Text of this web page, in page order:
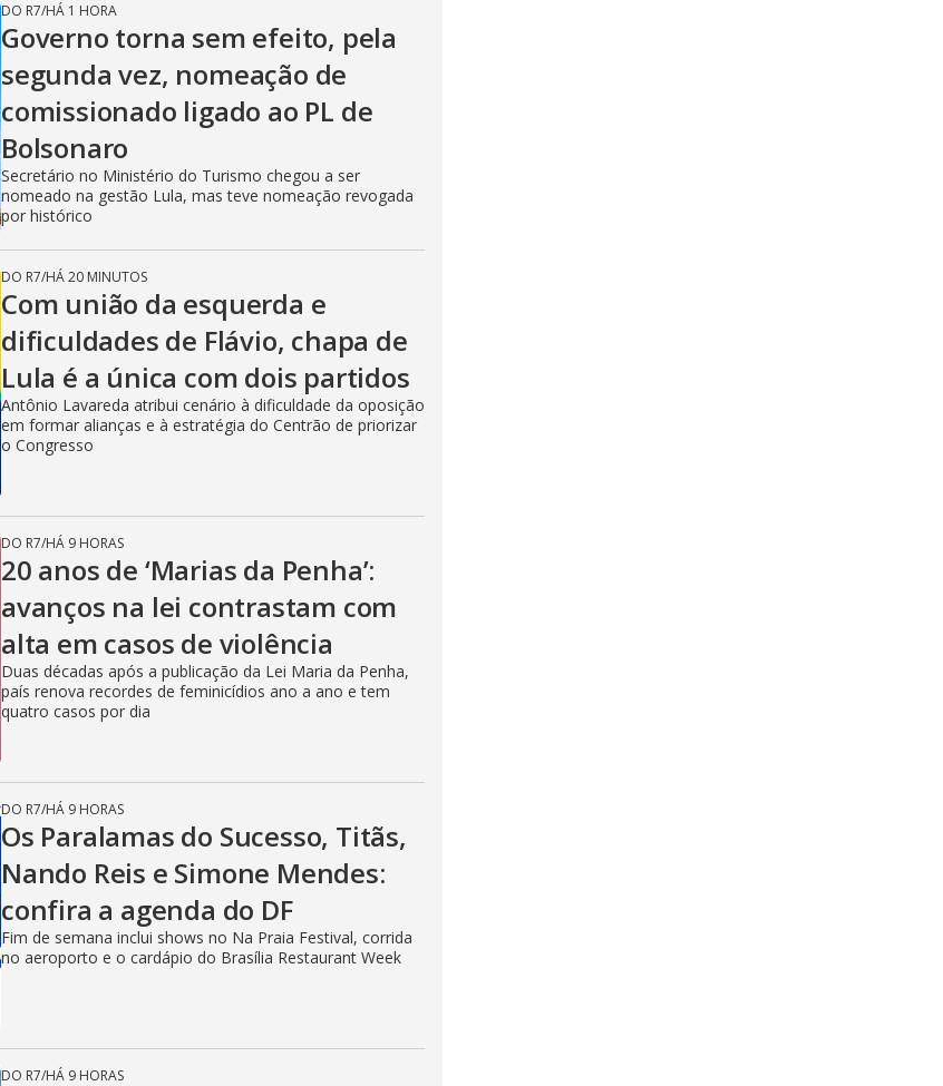
DO R7/HÁ 1 HORA
Governo torna sem efeito, pela
segunda vez, nomeação de
comissionado ligado ao PL de
Bolsonaro
Secretário no Ministério do Turismo chegou a ser
nomeado na gestão Lula, mas teve nomeação revogada
por histórico
DO R7/HÁ 20 MINUTOS
Com união da esquerda e
dificuldades de Flávio, chapa de
Lula é a única com dois partidos
Antônio Lavareda atribui cenário à dificuldade da oposição
em formar alianças e à estratégia do Centrão de priorizar
o Congresso
DO R7/HÁ 9 HORAS
20 anos de ‘Marias da Penha’:
avanços na lei contrastam com
alta em casos de violência
Duas décadas após a publicação da Lei Maria da Penha,
país renova recordes de feminicídios ano a ano e tem
quatro casos por dia
DO R7/HÁ 9 HORAS
Os Paralamas do Sucesso, Titãs,
Nando Reis e Simone Mendes:
confira a agenda do DF
Fim de semana inclui shows no Na Praia Festival, corrida
no aeroporto e o cardápio do Brasília Restaurant Week
DO R7/HÁ 9 HORAS